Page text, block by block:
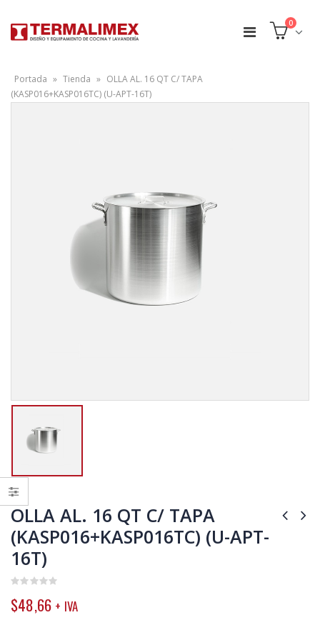
0
Portada » Tienda » OLLA AL. 16 QT C/ TAPA
(KASP016+KASP016TC) (U-APT-16T)
OLLA AL. 16 QT C/ TAPA
(KASP016+KASP016TC) (U-APT-
16T)
out
of
$48,66 + IVA